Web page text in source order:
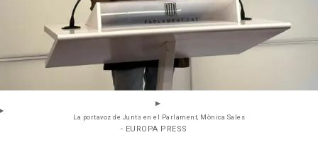
La portavoz de Junts en el Parlament, Mònica Sales
- EUROPA PRESS